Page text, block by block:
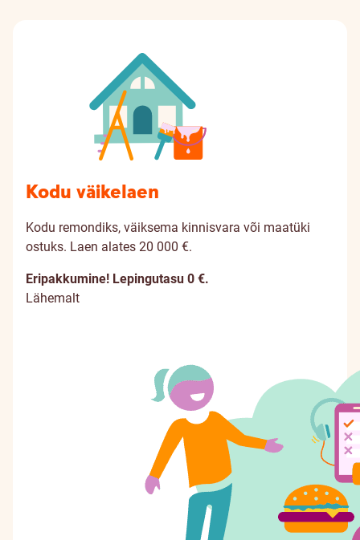
Kodu väikelaen
Kodu remondiks, väiksema kinnisvara või maatüki
ostuks. Laen alates 20 000 €.
Eripakkumine! Lepingutasu 0 €.
Lähemalt